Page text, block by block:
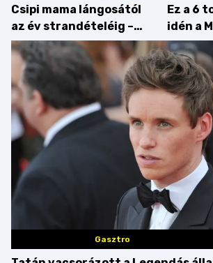
Csipi mama lángosától
az év strandételéig –
idén is felzabáltuk a
Balaton déli partját
Ez a 6
idén a
tortája
Gasztro